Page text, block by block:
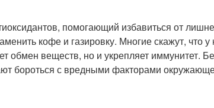
помогающий избавиться от
кофе и газировку. Многие скажут,
обмен веществ, но и укрепляет иммунитет.
бороться с вредными факторами